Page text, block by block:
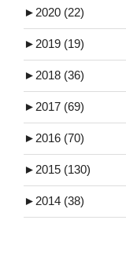
► 2020 (22)
► 2019 (19)
► 2018 (36)
► 2017 (69)
► 2016 (70)
► 2015 (130)
► 2014 (38)